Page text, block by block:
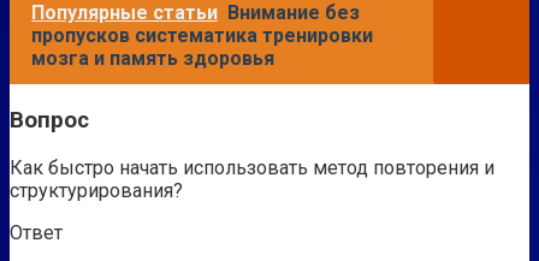
Популярные статьи Внимание без
пропусков систематика тренировки
мозга и память здоровья
Вопрос
Как быстро начать использовать метод повторения и
структурирования?
Ответ